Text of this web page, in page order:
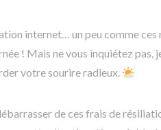
internet… un peu comme ces
! Mais ne vous inquiétez pas,
votre sourire radieux.
de ces frais de